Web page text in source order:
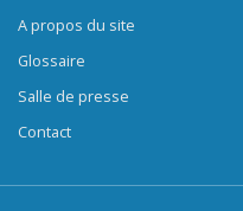
A propos du site
Glossaire
Salle de presse
Contact